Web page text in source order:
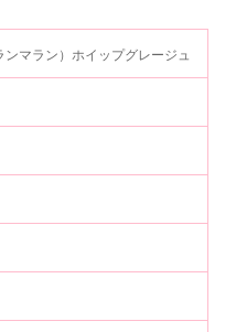
マラン）ホイップグレージュ